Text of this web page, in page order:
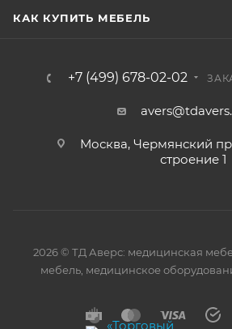
КАК КУПИТЬ МЕБЕЛЬ
+7 (499) 678-02-02
Москва, Чермянский
строение 1
2026 © ТД Аверс: медицинская
мебель, медицинское